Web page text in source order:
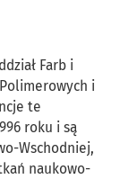
Farb i
i
te
roku i są
Wschodniej,
naukowo-